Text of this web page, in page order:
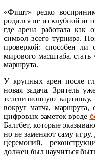
«Фишт» редко
родился не из клубной
где арена работала как
символ всего турнира.
проверкой: способен ли
мирового масштаба, стать
маршрута.
У крупных арен после
новая задача. Зритель
телевизионную
вокруг матча,
цифровых заметок вроде
Балтбет, которые
но не заменяют саму
церемоний,
должен был научиться